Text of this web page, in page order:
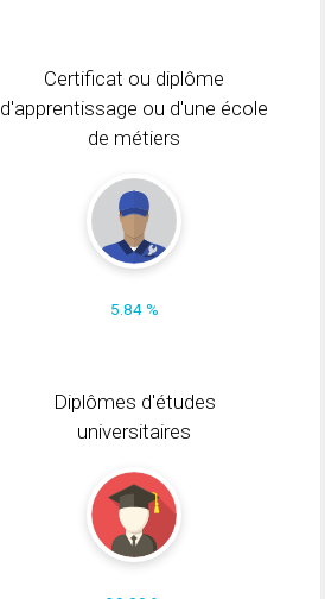
Certificat ou diplôme
d'apprentissage ou d'une école
de métiers
5.84 %
Diplômes d'études
universitaires